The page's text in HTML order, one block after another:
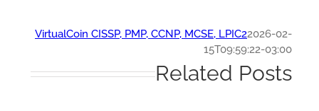
VirtualCoin CISSP, PMP, CCNP, MCSE, LPIC22026-
15T09:59:22-
Related